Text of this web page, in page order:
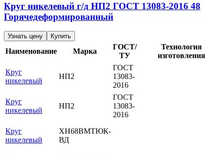
Круг никелевый г/д НП2 ГОСТ 13083-2016 48
Горячедеформированный
Узнать цену Купить
Наименование Марка
ГОСТ/
ТУ
Технология
изготовления
Круг
никелевый
НП2
ГОСТ
13083-
2016
Круг
никелевый
НП2
ГОСТ
13083-
2016
Круг
никелевый
ХН68ВМТЮК-
ВД